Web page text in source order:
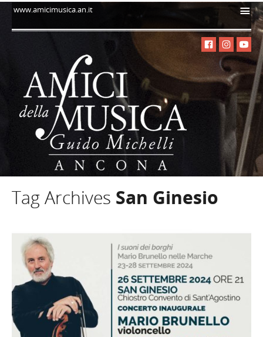
www.amicimusica.an.it i
Tag Archives San Ginesio